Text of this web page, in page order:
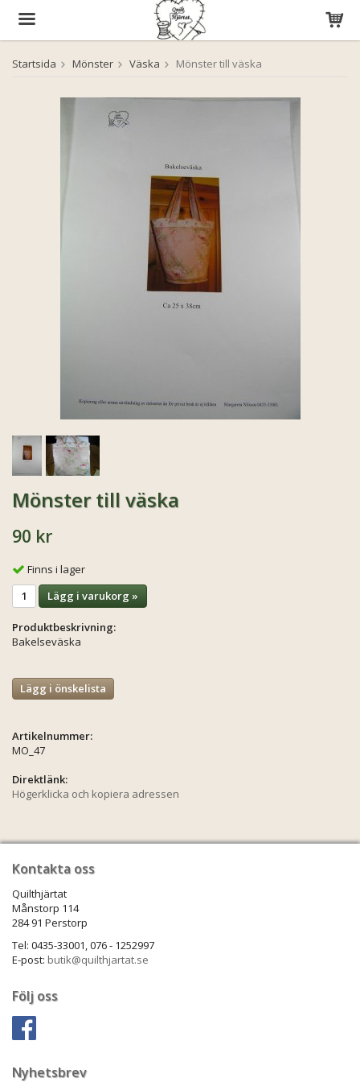
Startsida Mönster Väska Mönster till väska
Mönster till väska
90 kr
Finns i lager
Lägg i varukorg »
Produktbeskrivning:
Bakelseväska
Lägg i önskelista
Artikelnummer:
MO_47
Direktlänk:
Högerklicka och kopiera adressen
Kontakta oss
Quilthjärtat
Månstorp 114
284 91 Perstorp
Tel: 0435-33001, 076 - 1252997
E-post: butik@quilthjartat.se
Följ oss
Nyhetsbrev